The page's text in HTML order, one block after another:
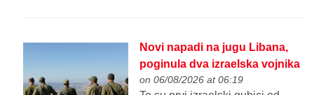
Novi napadi na jugu Libana,
poginula dva izraelska vojnika
on 06/08/2026 at 06:19